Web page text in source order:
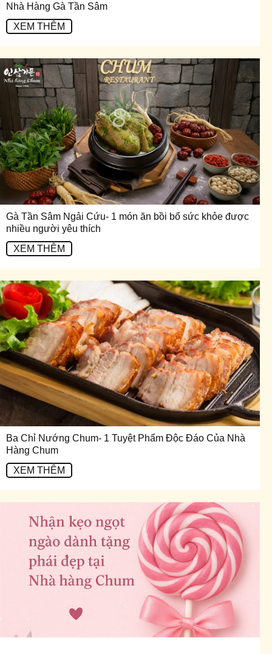
Nhà Hàng Gà Tần Sâm
XEM THÊM
Gà Tần Sâm Ngải Cứu- 1 món ăn bồi bổ sức khỏe được
nhiều người yêu thích
XEM THÊM
Ba Chỉ Nướng Chum- 1 Tuyệt Phẩm Độc Đáo Của Nhà
Hàng Chum
XEM THÊM